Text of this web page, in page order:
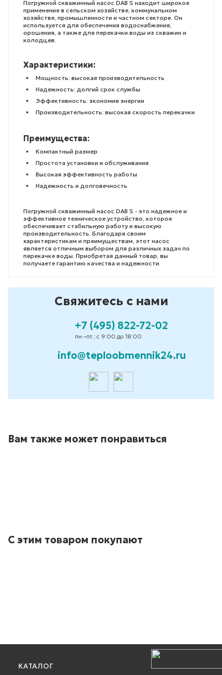
Погружной скважинный насос DAB S находит широкое
применение в сельском хозяйстве, коммунальном
хозяйстве, промышленности и частном секторе. Он
используется для обеспечения водоснабжения,
орошения, а также для перекачки воды из скважин и
колодцев.
Характеристики:
Мощность: высокая производительность
Надежность: долгий срок службы
Эффективность: экономия энергии
Производительность: высокая скорость перекачки
Преимущества:
Компактный размер
Простота установки и обслуживания
Высокая эффективность работы
Надежность и долговечность
Погружной скважинный насос DAB S - это надежное и
эффективное техническое устройство, которое
обеспечивает стабильную работу и высокую
производительность. Благодаря своим
характеристикам и преимуществам, этот насос
является отличным выбором для различных задач по
перекачке воды. Приобретая данный товар, вы
получаете гарантию качества и надежности.
Свяжитесь с нами
+7 (495) 822-72-02
пн.–пт.: с 9:00 до 18:00
info@teploobmennik24.ru
Вам также может понравиться
С этим товаром покупают
КАТАЛОГ